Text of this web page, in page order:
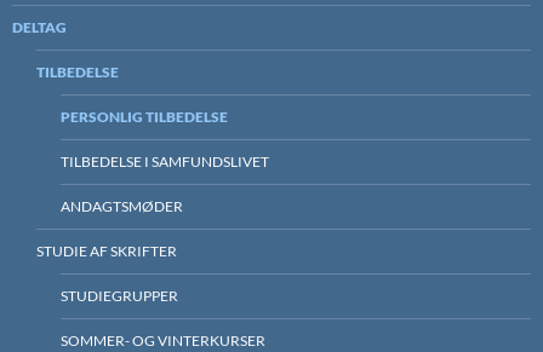
DELTAG
TILBEDELSE
PERSONLIG TILBEDELSE
TILBEDELSE I SAMFUNDSLIVET
ANDAGTSMØDER
STUDIE AF SKRIFTER
STUDIEGRUPPER
SOMMER- OG VINTERKURSER